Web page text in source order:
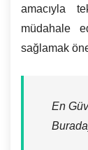
amacıyla
müdahale
sağlamak
En